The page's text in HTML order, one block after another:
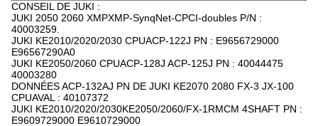
CONSEIL DE JUKI :
JUKI 2050 2060 XMPXMP-SynqNet-CPCI-doubles P/N :
40003259.
JUKI KE2010/2020/2030 CPUACP-122J PN : E9656729000
E96567290A0
JUKI KE2050/2060 CPUACP-128J ACP-125J PN : 40044475
40003280
DONNÉES ACP-132AJ PN DE JUKI KE2070 2080 FX-3 JX-100
CPUAVAL : 40107372
JUKI KE2010/2020/2030KE2050/2060/FX-1RMCM 4SHAFT PN :
E9609729000 E9610729000